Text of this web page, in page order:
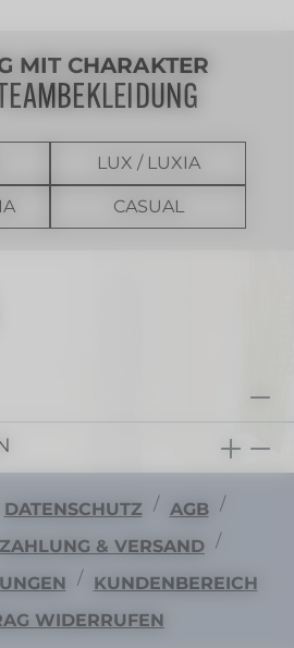
MIT CHARAKTER
LUX / LUXIA
CASUAL
DATENSCHUTZ / AGB /
ZAHLUNG & VERSAND /
/
KUNDENBEREICH
WIDERRUFEN